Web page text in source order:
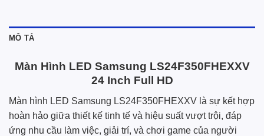
MÔ TẢ
Màn Hình LED Samsung LS24F350FHEXXV
24 Inch Full HD
Màn hình LED Samsung LS24F350FHEXXV là sự kết hợp
hoàn hảo giữa thiết kế tinh tế và hiệu suất vượt trội, đáp
ứng nhu cầu làm việc, giải trí, và chơi game của người